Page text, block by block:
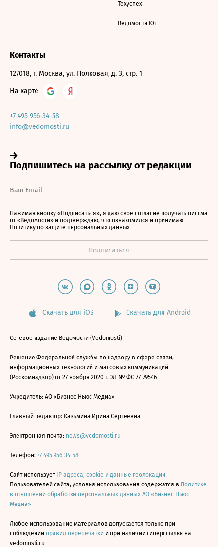
Техуспех
Ведомости Юг
Контакты
127018, г. Москва, ул. Полковая, д. 3, стр. 1
На карте
+7 495 956-34-58
info@vedomosti.ru
Нажимая кнопку «Подписаться», я даю свое согласие получать письма
от «Ведомости» и подтверждаю, что ознакомился и принимаю
Политику по защите персональных данных
Скачать для iOS Скачать для Android
Сетевое издание Ведомости (Vedomosti)
Решение Федеральной службы по надзору в сфере связи,
информационных технологий и массовых коммуникаций
(Роскомнадзор) от 27 ноября 2020 г. ЭЛ № ФС 77-79546
Учредитель: АО «Бизнес Ньюс Медиа»
Главный редактор: Казьмина Ирина Сергеевна
Электронная почта: news@vedomosti.ru
Телефон: +7 495 956-34-58
Сайт использует IP адреса, cookie и данные геолокации
Пользователей сайта, условия использования содержатся в Политике
в отношении обработки персональных данных АО «Бизнес Ньюс
Медиа»
Любое использование материалов допускается только при
соблюдении правил перепечатки и при наличии гиперссылки на
vedomosti.ru